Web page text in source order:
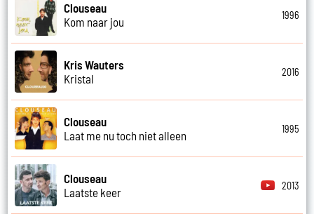
Clouseau
Kom naar jou
1996
Kris Wauters
Kristal
2016
Clouseau
Laat me nu toch niet alleen
1995
Clouseau
Laatste keer
2013